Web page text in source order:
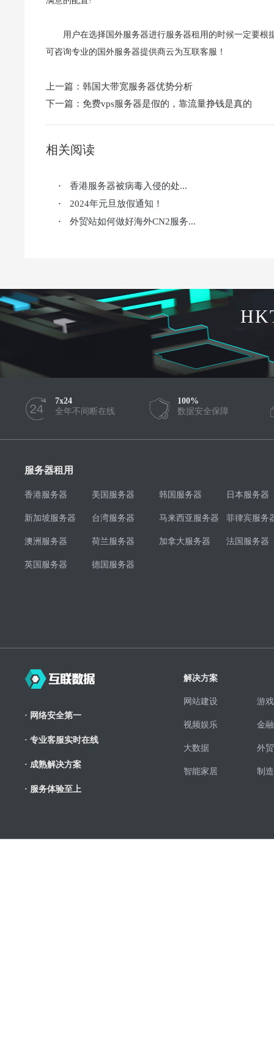
用户在选择国外服务器进行服务器租用的时候一定要
可咨询专业的国外服务器提供商云为互联客服！
上一篇： 韩国大带宽服务器优势分析
下一篇： 免费vps服务器是假的，靠流量挣钱是真的
相关阅读
· 香港服务器被病毒入侵的处...
· 2024年元旦放假通知！
· 外贸站如何做好海外CN2服务...
7x24
全年不间断在线
100%
数据安全保障
服务器租用
香港服务器 美国服务器 韩国服务器 日本服务器
新加坡服务器 台湾服务器 马来西亚服务器 菲律宾服务
澳洲服务器 荷兰服务器 加拿大服务器 法国服务器
英国服务器 德国服务器
· 网络安全第一
· 专业客服实时在线
· 成熟解决方案
· 服务体验至上
解决方案
网站建设 游
视频娱乐 金
大数据 外
智能家居 制